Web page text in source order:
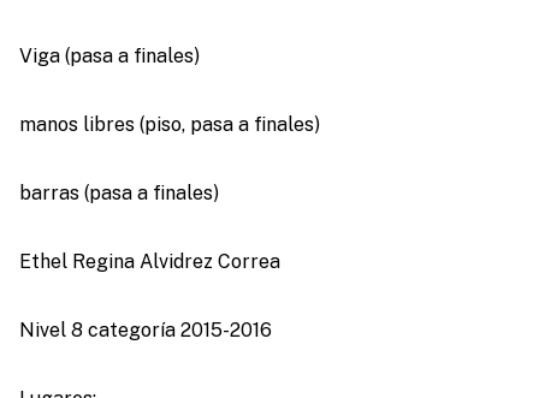
Viga (pasa a finales)
manos libres (piso, pasa a finales)
barras (pasa a finales)
Ethel Regina Alvidrez Correa
Nivel 8 categoría 2015-2016